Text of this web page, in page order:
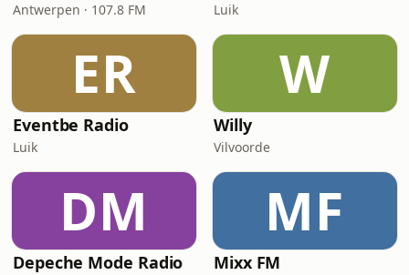
Antwerpen · 107.8 FM Luik
ER
Eventbe Radio
Luik
W
Willy
Vilvoorde
DM
Depeche Mode Radio
MF
Mixx FM